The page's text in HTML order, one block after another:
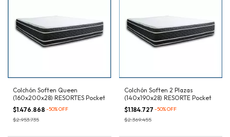
Colchón Soften Queen
(160x200x28) RESORTES Pocket
$1.476.868 -50%OFF
$2.953.735
Colchón Soften 2 Plazas
(140x190x28) RESORTE Pocket
$1.184.727 -50%OFF
$2.369.455